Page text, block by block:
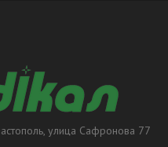
, улица Сафронова 77